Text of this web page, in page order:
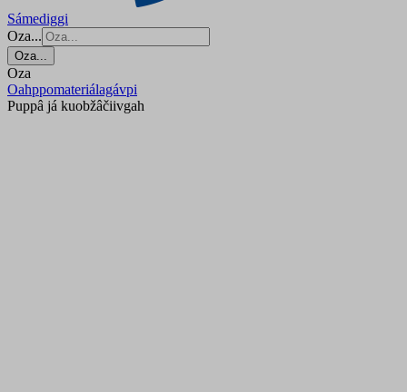
Sámediggi
Oza...
Oza...
Oza
Oahppomateriálagávpi
Puppâ já kuobžâčiivgah